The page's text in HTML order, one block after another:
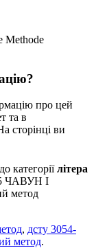
Methode
про цей
та в
сторінці ви
категоріїлітера
ЧАВУН I
метод
, дсту 3054-
метод.